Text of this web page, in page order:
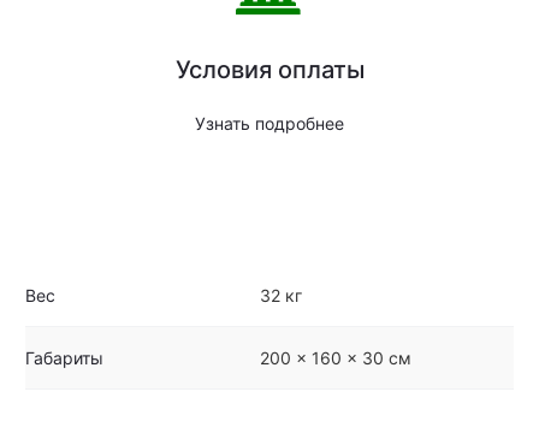
Условия оплаты
Узнать подробнее
Вес 32 кг
Габариты 200 × 160 × 30 см